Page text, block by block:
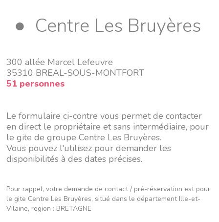
● Centre Les Bruyères
300 allée Marcel Lefeuvre
35310 BREAL-SOUS-MONTFORT
51 personnes
Le formulaire ci-contre vous permet de contacter
en direct le propriétaire et sans intermédiaire, pour
le gite de groupe Centre Les Bruyères.
Vous pouvez l'utilisez pour demander les
disponibilités à des dates précises.
Pour rappel, votre demande de contact / pré-réservation est pour
le gite Centre Les Bruyères, situé dans le département Ille-et-
Vilaine, region : BRETAGNE